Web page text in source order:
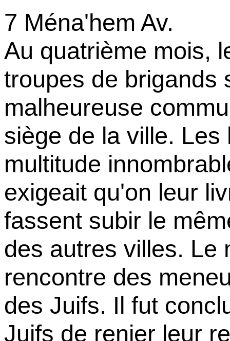
7 Ména'hem Av.
Au quatrième mois,
troupes de brigands
malheureuse
siège de la ville.
multitude
exigeait qu'on leur
fassent subir le
des autres villes. Le
rencontre des
des Juifs. Il fut
Juifs de renier leur